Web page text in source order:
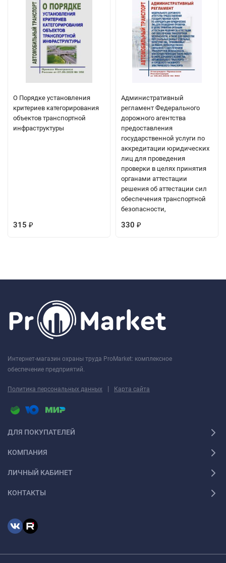
О Порядке установления
критериев категорирования
объектов транспортной
инфраструктуры
315 ₽
Административный
регламент Федерального
дорожного агентства
предоставления
государственной услуги по
аккредитации юридических
лиц для проведения
проверки в целях принятия
органами аттестации
решения об аттестации сил
обеспечения транспортной
безопасности,
330 ₽
Интернет-магазин охраны труда ProMarket: комплексное
обеспечение предприятий.
Политика персональных данных | Карта сайта
ДЛЯ ПОКУПАТЕЛЕЙ
КОМПАНИЯ
ЛИЧНЫЙ КАБИНЕТ
КОНТАКТЫ